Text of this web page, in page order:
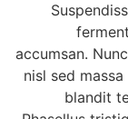
accumsan.
nisl sed
blandit